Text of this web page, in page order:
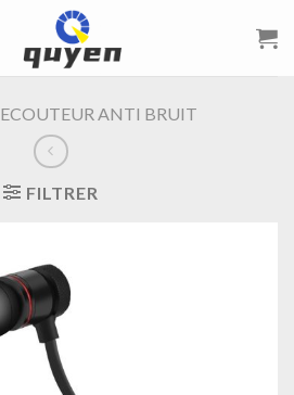
ECOUTEUR ANTI BRUIT
FILTRER